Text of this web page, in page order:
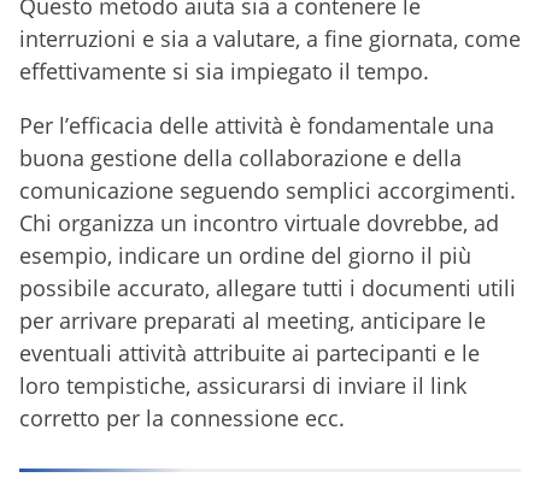
Questo metodo aiuta sia a contenere le
interruzioni e sia a valutare, a fine giornata, come
effettivamente si sia impiegato il tempo.
Per l’efficacia delle attività è fondamentale una
buona gestione della collaborazione e della
comunicazione seguendo semplici accorgimenti.
Chi organizza un incontro virtuale dovrebbe, ad
esempio, indicare un ordine del giorno il più
possibile accurato, allegare tutti i documenti utili
per arrivare preparati al meeting, anticipare le
eventuali attività attribuite ai partecipanti e le
loro tempistiche, assicurarsi di inviare il link
corretto per la connessione ecc.